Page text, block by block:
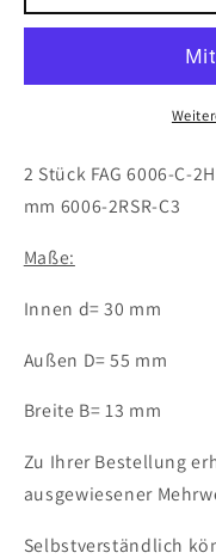
2x
FAG
C-
Rillenkugellager
mm
6006
2RS1/C3
2RSR-
C3
Kugellager
2x
FAG
6006-
C-
mm
2 Stück FAG 6006-C-
mm 6006-2RSR-C3
Maße:
Innen d= 30 mm
Außen D= 55 mm
Breite B= 13 mm
Zu Ihrer Bestellung
ausgewiesener
Selbstverständlich